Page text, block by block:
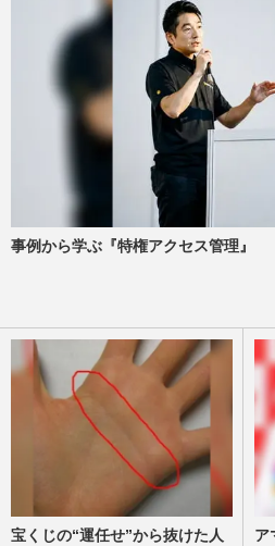
式”公演に
わ…豪華すぎる
週刊女性PRIME
【2026年】結婚
有村架純＆高橋
週刊女性2026年1月6日
King & Prince永
事例から学ぶ『特権アクセス管理』
宝くじの“運任せ”から抜けた人
ア